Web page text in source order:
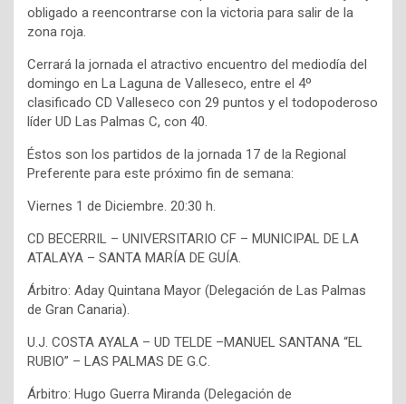
obligado a reencontrarse con la victoria para salir de la
zona roja.
Cerrará la jornada el atractivo encuentro del mediodía del
domingo en La Laguna de Valleseco, entre el 4º
clasificado CD Valleseco con 29 puntos y el todopoderoso
líder UD Las Palmas C, con 40.
Éstos son los partidos de la jornada 17 de la Regional
Preferente para este próximo fin de semana:
Viernes 1 de Diciembre. 20:30 h.
CD BECERRIL – UNIVERSITARIO CF – MUNICIPAL DE LA
ATALAYA – SANTA MARÍA DE GUÍA.
Árbitro: Aday Quintana Mayor (Delegación de Las Palmas
de Gran Canaria).
U.J. COSTA AYALA – UD TELDE –MANUEL SANTANA “EL
RUBIO” – LAS PALMAS DE G.C.
Árbitro: Hugo Guerra Miranda (Delegación de